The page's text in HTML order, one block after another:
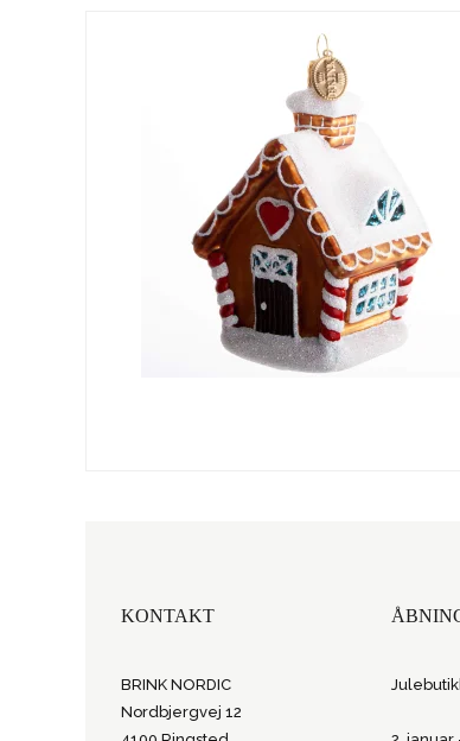
KONTAKT
BRINK NORDIC
Nordbjergvej 12